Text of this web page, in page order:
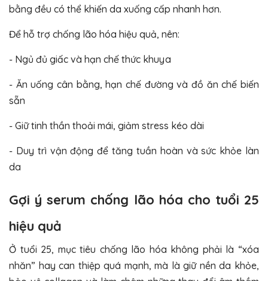
bằng đều có thể khiến da xuống cấp nhanh hơn.
Để hỗ trợ chống lão hóa hiệu quả, nên:
- Ngủ đủ giấc và hạn chế thức khuya
- Ăn uống cân bằng, hạn chế đường và đồ ăn chế biến
sẵn
- Giữ tinh thần thoải mái, giảm stress kéo dài
- Duy trì vận động để tăng tuần hoàn và sức khỏe làn
da
Gợi ý serum chống lão hóa cho tuổi 25
hiệu quả
Ở tuổi 25, mục tiêu chống lão hóa không phải là “xóa
nhăn” hay can thiệp quá mạnh, mà là giữ nền da khỏe,